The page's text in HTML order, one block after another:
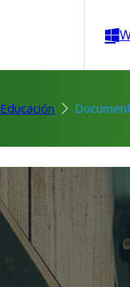
Educación